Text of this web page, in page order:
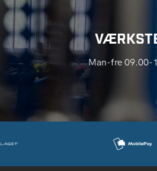
Man-fre 09.00-